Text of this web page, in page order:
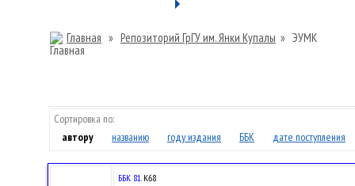
Главная » Репозиторий ГрГУ им. Янки Купалы » ЭУМК
Сортировка по:
автору
названию году издания ББК дате поступления
ББК 81.К68